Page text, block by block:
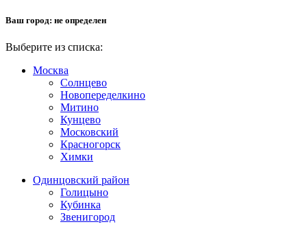
Ваш город: не определен
Выберите из списка:
Москва
Солнцево
Новопеределкино
Митино
Кунцево
Московский
Красногорск
Химки
Одинцовский район
Голицыно
Кубинка
Звенигород